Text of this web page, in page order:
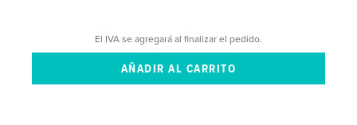
El IVA se agregará al finalizar el pedido.